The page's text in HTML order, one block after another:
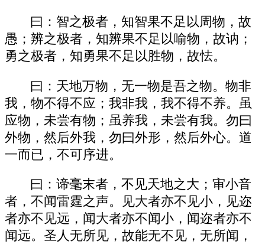
曰：智之极者，知智果不足以周物，故
愚；辨之极者，知辨果不足以喻物，故讷；
勇之极者，知勇果不足以胜物，故怯。
曰：天地万物，无一物是吾之物。物非
我，物不得不应；我非我，我不得不养。虽
应物，未尝有物；虽养我，未尝有我。勿曰
外物，然后外我，勿曰外形，然后外心。道
一而已，不可序进。
曰：谛毫末者，不见天地之大；审小音
者，不闻雷霆之声。见大者亦不见小，见迩
者亦不见远，闻大者亦不闻小，闻迩者亦不
闻远。圣人无所见，故能无不见，无所闻，